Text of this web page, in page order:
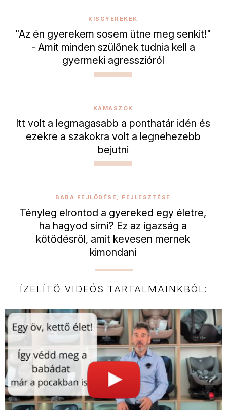
KISGYEREKEK
"Az én gyerekem sosem ütne meg senkit!"
- Amit minden szülőnek tudnia kell a
gyermeki agresszióról
KAMASZOK
Itt volt a legmagasabb a ponthatár idén és
ezekre a szakokra volt a legnehezebb
bejutni
BABA FEJLŐDÉSE, FEJLESZTÉSE
Tényleg elrontod a gyereked egy életre,
ha hagyod sírni? Ez az igazság a
kötődésről, amit kevesen mernek
kimondani
ÍZELÍTŐ VIDEÓS TARTALMAINKBÓL: